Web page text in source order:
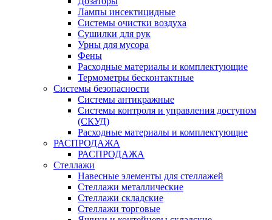
Лампы инсектицидные
Системы очистки воздуха
Сушилки для рук
Урны для мусора
Фены
Расходные материалы и комплектующие
Термометры бесконтактные
Системы безопасности
Системы антикражные
Системы контроля и управления доступом
(СКУД)
Расходные материалы и комплектующие
РАСПРОДАЖА
РАСПРОДАЖА
Стеллажи
Навесные элементы для стеллажей
Стеллажи металлические
Стеллажи складские
Стеллажи торговые